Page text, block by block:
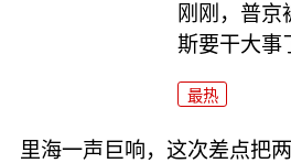
刚刚，普京
斯要干大事
最热
里海一声巨响，这次差点把